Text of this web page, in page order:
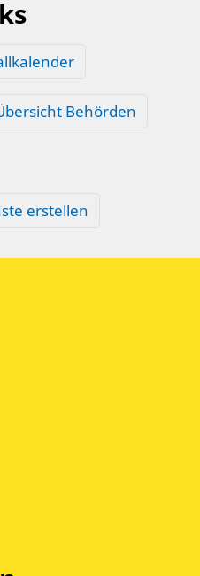
Behörden
erstellen